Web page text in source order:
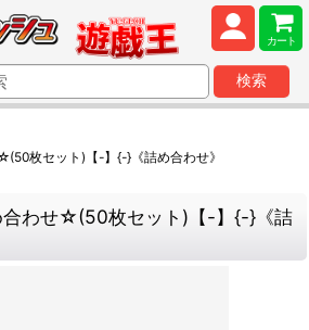
カート
検索
枚セット)【-】{-}《詰め合わせ》
わせ☆(50枚セット)【-】{-}《詰